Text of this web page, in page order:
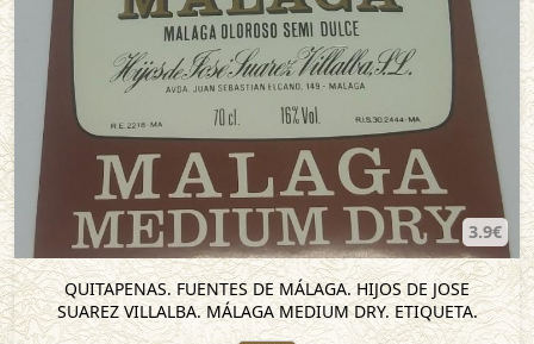
3.9€
QUITAPENAS. FUENTES DE MÁLAGA. HIJOS DE JOSE
SUAREZ VILLALBA. MÁLAGA MEDIUM DRY. ETIQUETA.